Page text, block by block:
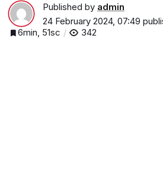
Published by admin
24 February 2024, 07:49
6min, 51sc
342